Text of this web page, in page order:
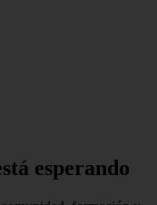
esperando